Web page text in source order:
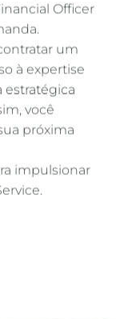
Officer
um
à expertise
estratégica
você
próxima
impulsionar